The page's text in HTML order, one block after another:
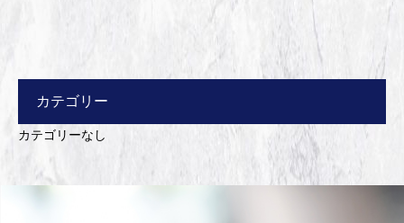
カテゴリー
カテゴリーなし